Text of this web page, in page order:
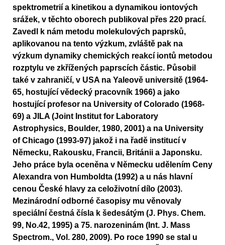
spektrometrií a kinetikou a dynamikou iontových
srážek, v těchto oborech publikoval přes 220 prací.
Zavedl k nám metodu molekulových paprsků,
aplikovanou na tento výzkum, zvláště pak na
výzkum dynamiky chemických reakcí iontů metodou
rozptylu ve zkřížených paprscích částic. Působil
také v zahraničí, v USA na Yaleově universitě (1964-
65, hostující vědecký pracovník 1966) a jako
hostující profesor na University of Colorado (1968-
69) a JILA (Joint Institut for Laboratory
Astrophysics, Boulder, 1980, 2001) a na University
of Chicago (1993-97) jakož i na řadě institucí v
Německu, Rakousku, Francii, Británii a Japonsku.
Jeho práce byla oceněna v Německu udělením Ceny
Alexandra von Humboldta (1992) a u nás hlavní
cenou České hlavy za celoživotní dílo (2003).
Mezinárodní odborné časopisy mu věnovaly
speciální čestná čísla k šedesátým (J. Phys. Chem.
99, No.42, 1995) a 75. narozeninám (Int. J. Mass
Spectrom., Vol. 280, 2009). Po roce 1990 se stal u